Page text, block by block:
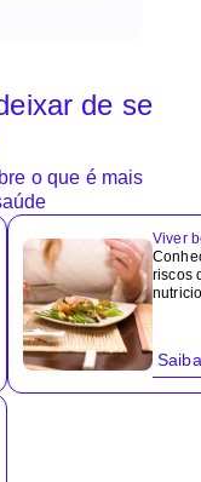
de se
o que é mais
Viver
riscos